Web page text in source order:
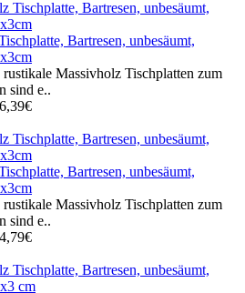
Bartresen, unbesäumt,
Massivholz Tischplatten zum
sind e..
Bartresen, unbesäumt,
Massivholz Tischplatten zum
sind e..